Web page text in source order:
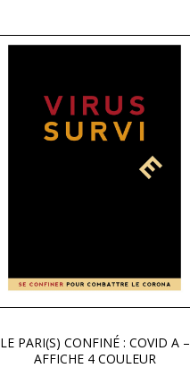
LE PARI(S) CONFINÉ : COVID A –
AFFICHE 4 COULEUR